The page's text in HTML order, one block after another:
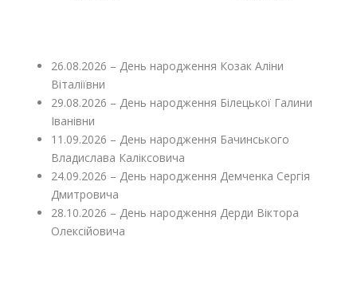
26.08.2026 – День народження Козак Аліни
Віталіївни
29.08.2026 – День народження Білецької Галини
Іванівни
11.09.2026 – День народження Бачинського
Владислава Каліксовича
24.09.2026 – День народження Демченка Сергія
Дмитровича
28.10.2026 – День народження Дерди Віктора
Олексійовича